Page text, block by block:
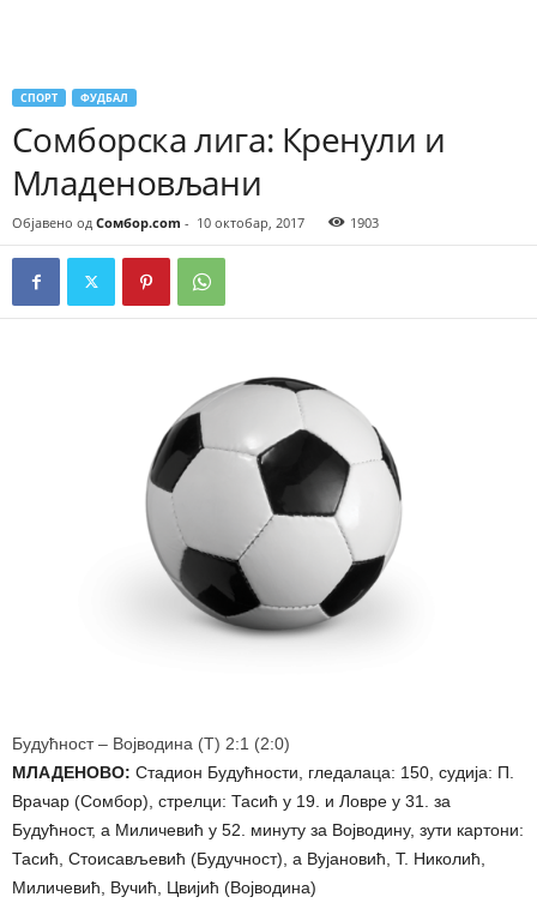
СПОРТ ФУДБАЛ
Сомборска лига: Кренули и
Младеновљани
Објавено од Сомбор.com - 10 октобар, 2017 1903
Будућност – Војводина (Т) 2:1 (2:0)
МЛАДЕНОВО: Стадион Будућности, гледалаца: 150, судија: П.
Врачар (Сомбор), стрелци: Тасић у 19. и Ловре у 31. за
Будућност, а Миличевић у 52. минуту за Војводину, зути картони:
Тасић, Стоисављевић (Будучност), а Вујановић, Т. Николић,
Миличевић, Вучић, Цвијић (Војводина)